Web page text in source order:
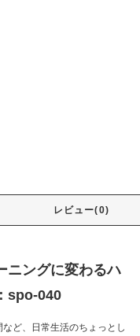
レビュー(0)
ニングに変わるハ
spo-040
ど、日常生活のちょっとし